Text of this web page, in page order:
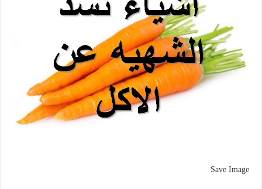
Save Image